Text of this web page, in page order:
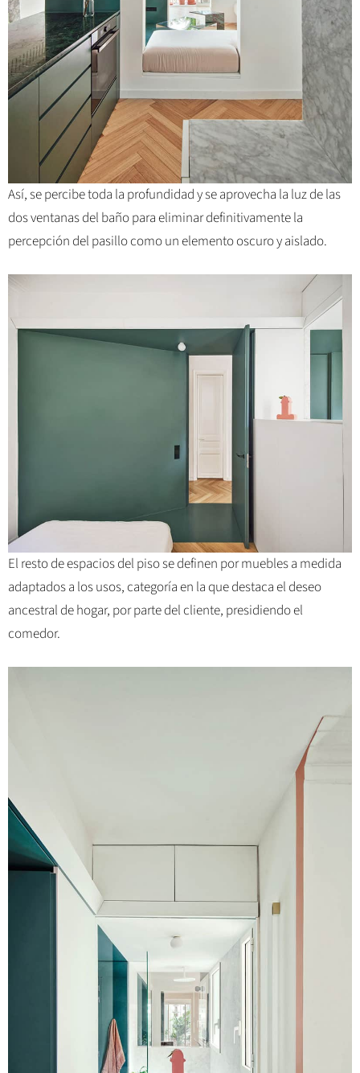
Así, se percibe toda la profundidad y se aprovecha la luz de las
dos ventanas del baño para eliminar definitivamente la
percepción del pasillo como un elemento oscuro y aislado.
El resto de espacios del piso se definen por muebles a medida
adaptados a los usos, categoría en la que destaca el deseo
ancestral de hogar, por parte del cliente, presidiendo el
comedor.